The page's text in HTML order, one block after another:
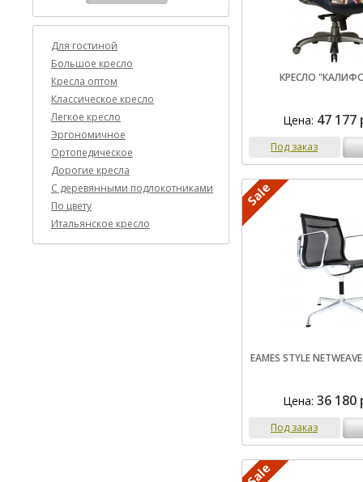
Для гостиной
Большое кресло
Кресла оптом
Классическое кресло
Легкое кресло
Эргономичное
Ортопедическое
Дорогие кресла
C деревянными подлокотниками
По цвету
Итальянское кресло
КРЕСЛО
Цена: 47 177
Под заказ
EAMES STYLE
Цена: 36 180
Под заказ